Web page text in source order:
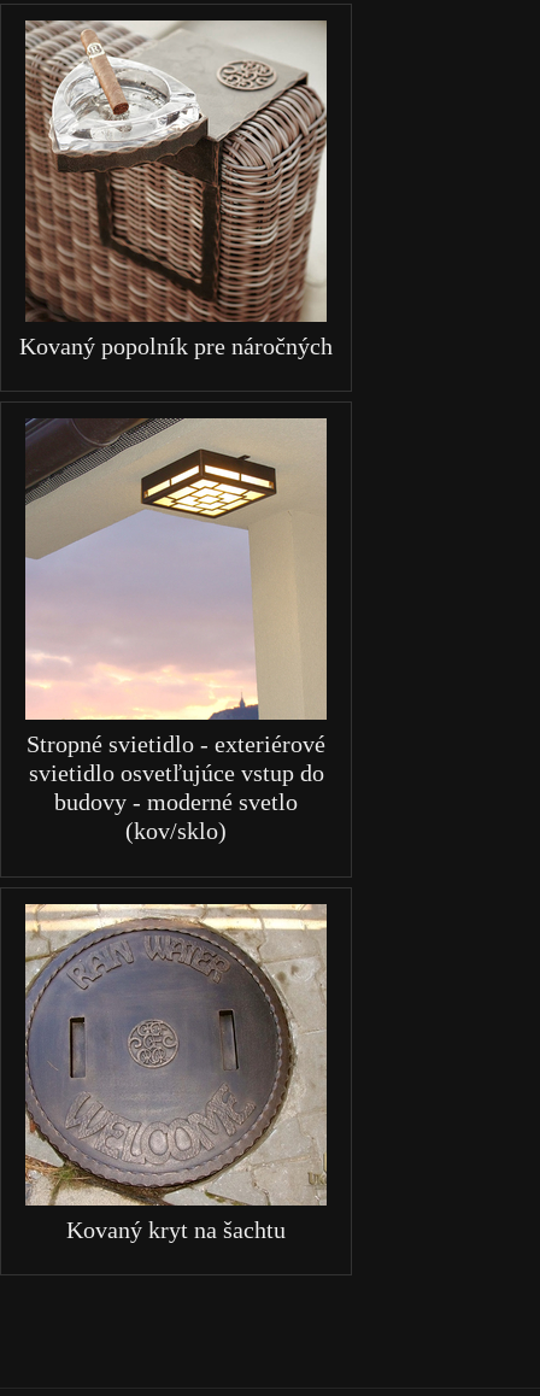
Kovaný popolník pre náročných
Stropné svietidlo - exteriérové
svietidlo osvetľujúce vstup do
budovy - moderné svetlo
(kov/sklo)
Kovaný kryt na šachtu